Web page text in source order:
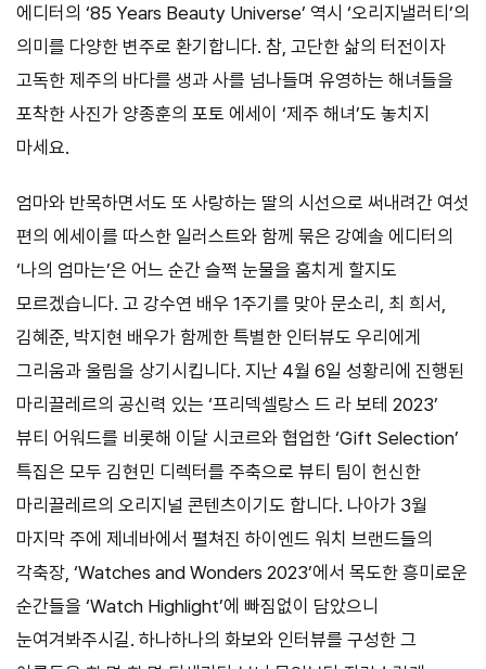
에디터의 ‘85 Years Beauty Universe’ 역시 ‘오리지낼러티’의
의미를 다양한 변주로 환기합니다. 참, 고단한 삶의 터전이자
고독한 제주의 바다를 생과 사를 넘나들며 유영하는 해녀들을
포착한 사진가 양종훈의 포토 에세이 ‘제주 해녀’도 놓치지
마세요.
엄마와 반목하면서도 또 사랑하는 딸의 시선으로 써내려간 여섯
편의 에세이를 따스한 일러스트와 함께 묶은 강예솔 에디터의
‘나의 엄마는’은 어느 순간 슬쩍 눈물을 훔치게 할지도
모르겠습니다. 고 강수연 배우 1주기를 맞아 문소리, 최 희서,
김혜준, 박지현 배우가 함께한 특별한 인터뷰도 우리에게
그리움과 울림을 상기시킵니다. 지난 4월 6일 성황리에 진행된
마리끌레르의 공신력 있는 ‘프리덱셀랑스 드 라 보테 2023’
뷰티 어워드를 비롯해 이달 시코르와 협업한 ‘Gift Selection’
특집은 모두 김현민 디렉터를 주축으로 뷰티 팀이 헌신한
마리끌레르의 오리지널 콘텐츠이기도 합니다. 나아가 3월
마지막 주에 제네바에서 펼쳐진 하이엔드 워치 브랜드들의
각축장, ‘Watches and Wonders 2023’에서 목도한 흥미로운
순간들을 ‘Watch Highlight’에 빠짐없이 담았으니
눈여겨봐주시길. 하나하나의 화보와 인터뷰를 구성한 그